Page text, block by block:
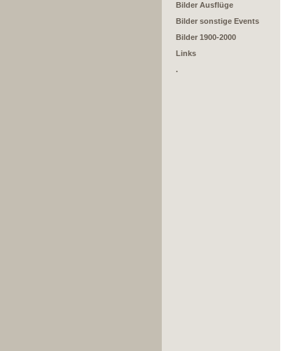
Bilder Ausflüge
Bilder sonstige Events
Bilder 1900-2000
Links
.